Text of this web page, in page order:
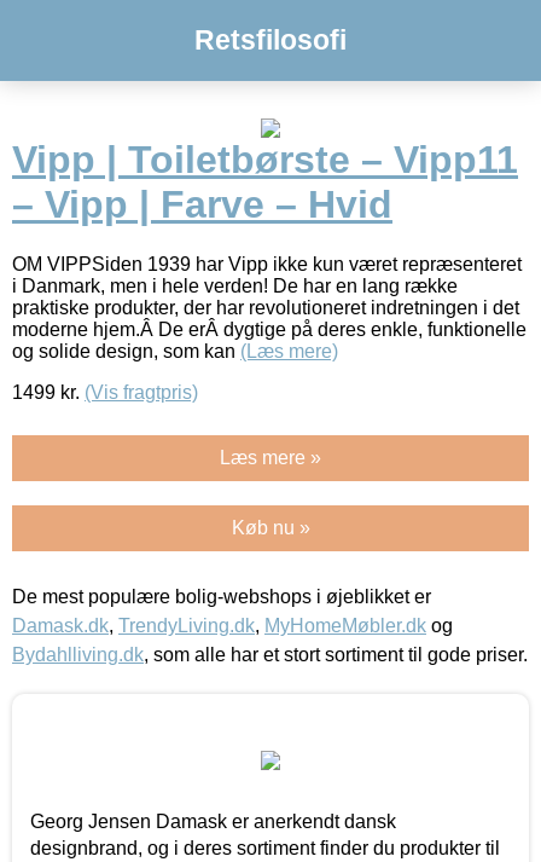
Retsfilosofi
Vipp | Toiletbørste – Vipp11
– Vipp | Farve – Hvid
OM VIPPSiden 1939 har Vipp ikke kun været repræsenteret
i Danmark, men i hele verden! De har en lang række
praktiske produkter, der har revolutioneret indretningen i det
moderne hjem.Â De erÂ dygtige på deres enkle, funktionelle
og solide design, som kan (Læs mere)
1499 kr. (Vis fragtpris)
Læs mere »
Køb nu »
De mest populære bolig-webshops i øjeblikket er
Damask.dk, TrendyLiving.dk, MyHomeMøbler.dk og
Bydahlliving.dk, som alle har et stort sortiment til gode priser.
Georg Jensen Damask er anerkendt dansk
designbrand, og i deres sortiment finder du produkter til